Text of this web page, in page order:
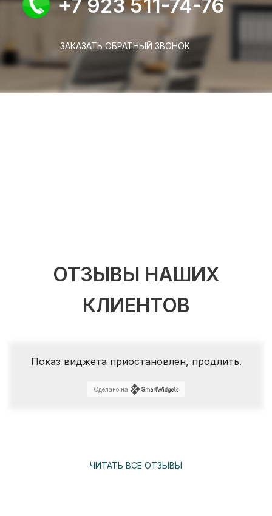
+7 923 511-74-76
ЗАКАЗАТЬ ОБРАТНЫЙ ЗВОНОК
ОТЗЫВЫ НАШИХ
КЛИЕНТОВ
Показ виджета приостановлен, продлить.
Сделано на
ЧИТАТЬ ВСЕ ОТЗЫВЫ